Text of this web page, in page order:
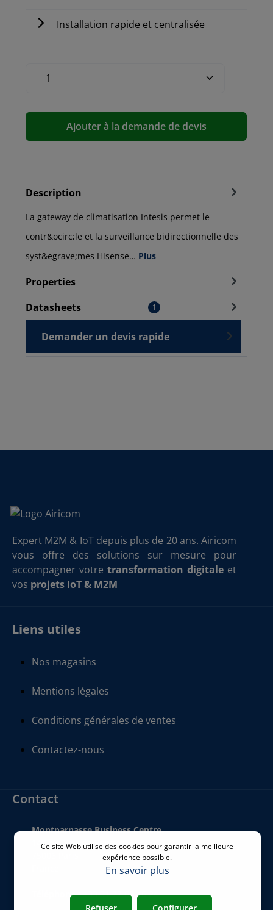
Installation rapide et centralisée
Ajouter à la demande de devis
Description
La gateway de climatisation Intesis permet le
contr&ocirc;le et la surveillance bidirectionnelle des
syst&egrave;mes Hisense… Plus
Properties
Datasheets
1
Demander un devis rapide
Expert M2M & IoT depuis plus de 20 ans. Airicom
vous offre des solutions sur mesure pour
accompagner votre transformation digitale et
vos projets IoT & M2M
Liens utiles
Nos magasins
Mentions légales
Conditions générales de ventes
Contactez-nous
Contact
Montparnasse Business Centre
140 bis Rue de Rennes
Téléphone:+33 01 77 62 46 24
Ce site Web utilise des cookies pour garantir la meilleure
expérience possible.
En savoir plus